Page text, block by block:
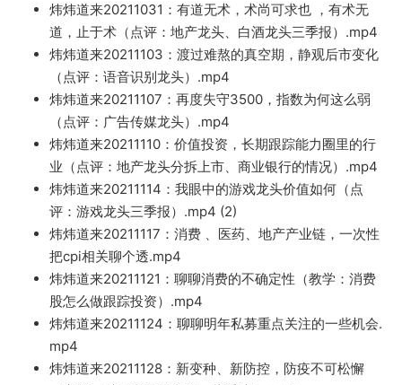
炜炜道来20211031：有道无术，术尚可求也 ，有术无
道，止于术（点评：地产龙头、白酒龙头三季报）.mp4
炜炜道来20211103：渡过难熬的真空期，静观后市变化
（点评：语音识别龙头）.mp4
炜炜道来20211107：再度失守3500，指数为何这么弱
（点评：广告传媒龙头）.mp4
炜炜道来20211110：价值投资，长期跟踪能力圈里的行
业（点评：地产龙头分拆上市、商业银行的情况）.mp4
炜炜道来20211114：我眼中的游戏龙头价值如何（点
评：游戏龙头三季报）.mp4 (2)
炜炜道来20211117：消费 、医药、地产产业链，一次性
把cpi相关聊个透.mp4
炜炜道来20211121：聊聊消费的不确定性（教学： 消费
股怎么做跟踪投资）.mp4
炜炜道来20211124：聊聊明年私募重点关注的一些机会.
mp4
炜炜道来20211128：新变种、新防控，防疫不可松懈